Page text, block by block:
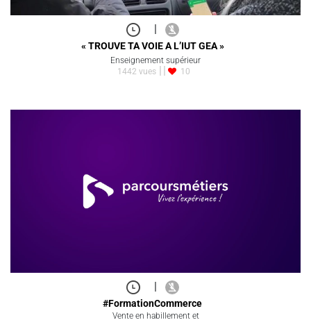
|
« TROUVE TA VOIE A L’IUT GEA »
Enseignement supérieur
1442 vues
10
#FormationCommerce
Vente en habillement et